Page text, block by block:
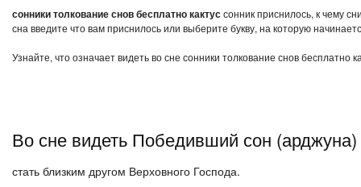
сонники толкование снов бесплатно кактуссонник приснилось, к чему
сна введите что вам приснилось или выберите букву, на которую
Узнайте, что означает видеть во сне сонники толкование снов бесплатно
Во сне видеть Победивший сон (арджуна)
стать близким другом Верховного Господа.